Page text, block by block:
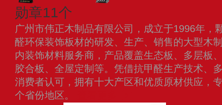
勋章11个
广州市伟正木制品有限公司，成立于1996年，
醛环保装饰板材的研发、生产、销售的大型木
内装饰材料服务商，产品覆盖生态板、多层板
胶合板、全屋定制等。凭借抗甲醛生产技术、
消费者认可，拥有十大产区和优质原材供应，
个省份地区。